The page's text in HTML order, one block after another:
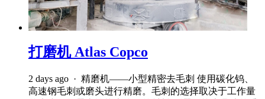
打磨机 Atlas Copco
2 days ago · 精磨机——小型精密去毛刺 使用碳化钨、
高速钢毛刺或磨头进行精磨。毛刺的选择取决于工作量